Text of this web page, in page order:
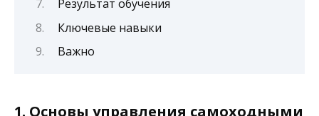
Результат обучения
Ключевые навыки
Важно
1. Основы управления самоходными